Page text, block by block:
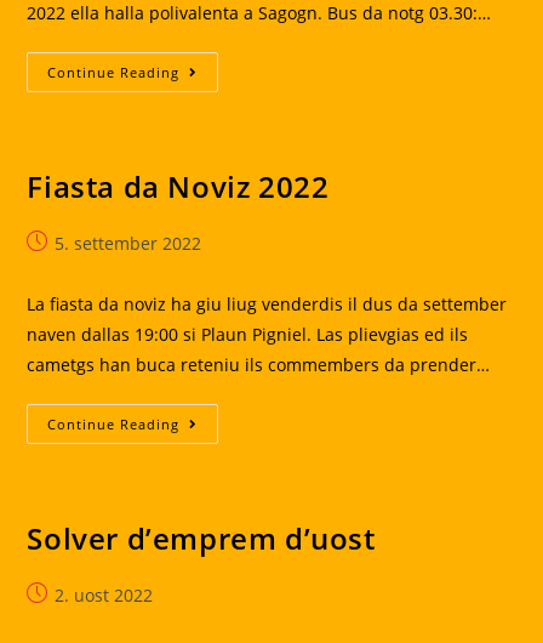
2022 ella halla polivalenta a Sagogn. Bus da notg 03.30:…
Continue Reading Gleiti
Puspei
Fiasta da Noviz 2022
Post5. settember 2022
La fiasta da noviz ha giu liug venderdis il dus da settember
naven dallas 19:00 si Plaun Pigniel. Las plievgias ed ils
cametgs han buca reteniu ils commembers da prender…
Continue Reading Fiasta
Da
Solver d’emprem d’uost
Post2. uost 2022